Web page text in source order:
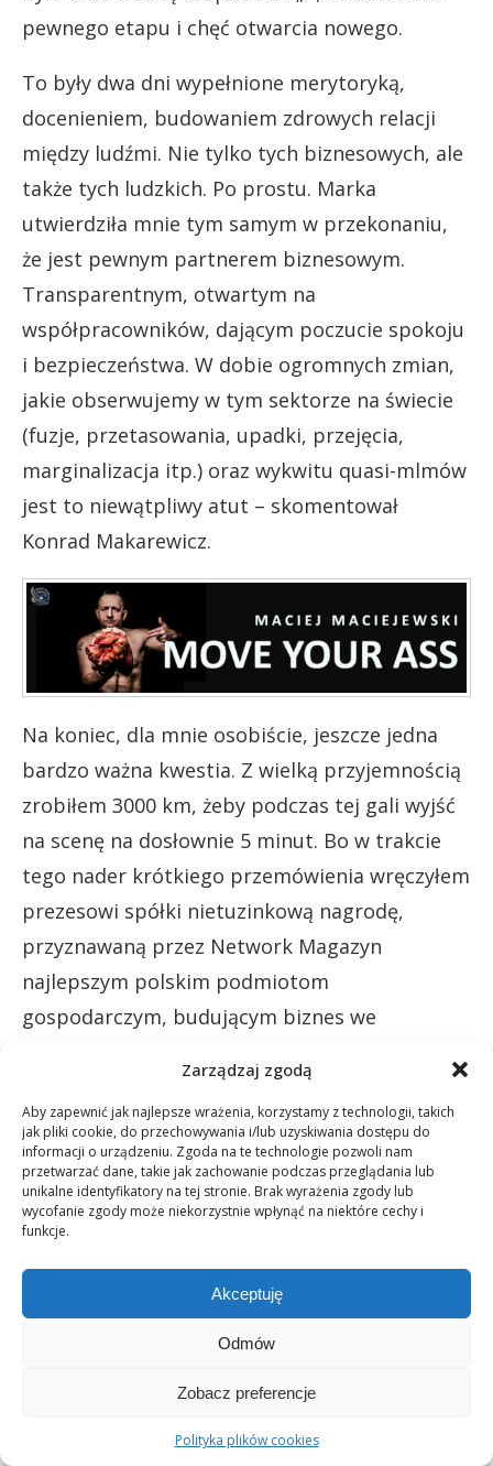
Zarządzaj zgodą
Aby zapewnić jak najlepsze wrażenia, korzystamy z technologii, takich
jak pliki cookie, do przechowywania i/lub uzyskiwania dostępu do
informacji o urządzeniu. Zgoda na te technologie pozwoli nam
przetwarzać dane, takie jak zachowanie podczas przeglądania lub
unikalne identyfikatory na tej stronie. Brak wyrażenia zgody lub
wycofanie zgody może niekorzystnie wpłynąć na niektóre cechy i
funkcje.
Akceptuję
Odmów
Zobacz preferencje
Polityka plików cookies
pewnego etapu i chęć otwarcia nowego.
To były dwa dni wypełnione merytoryką,
docenieniem, budowaniem zdrowych relacji
między ludźmi. Nie tylko tych biznesowych, ale
także tych ludzkich. Po prostu. Marka
utwierdziła mnie tym samym w przekonaniu,
że jest pewnym partnerem biznesowym.
Transparentnym, otwartym na
współpracowników, dającym poczucie spokoju
i bezpieczeństwa. W dobie ogromnych zmian,
jakie obserwujemy w tym sektorze na świecie
(fuzje, przetasowania, upadki, przejęcia,
marginalizacja itp.) oraz wykwitu quasi-mlmów
jest to niewątpliwy atut – skomentował
Konrad Makarewicz.
Na koniec, dla mnie osobiście, jeszcze jedna
bardzo ważna kwestia. Z wielką przyjemnością
zrobiłem 3000 km, żeby podczas tej gali wyjść
na scenę na dosłownie 5 minut. Bo w trakcie
tego nader krótkiego przemówienia wręczyłem
prezesowi spółki nietuzinkową nagrodę,
przyznawaną przez Network Magazyn
najlepszym polskim podmiotom
gospodarczym, budującym biznes we
marketingsieciowy. Daliśmy
im Certyfikat Kompetencji i Rzetelności.
3000 km dla 5 minut. Ale przede wszystkim
było to poprzedzone 15 latami wnikliwego,
szczegółowego obserwowania i analizowania
działań firmy. No, ale kochani to jest poważna
nagroda, którą otrzymuje się prawdziwe
wyniki. W ciągu 25 lat istnienia Network
Magazyn przyznał takich certyfikatów tylko